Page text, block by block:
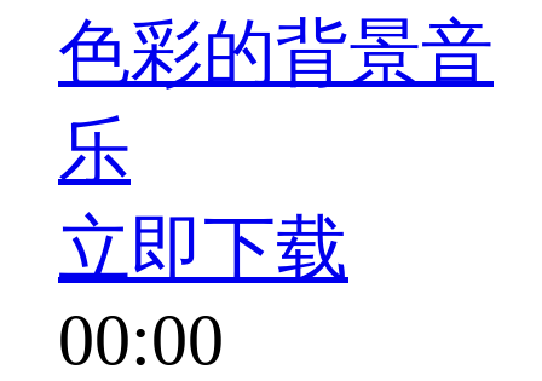
色彩的背景音
乐
立即下载
00:00